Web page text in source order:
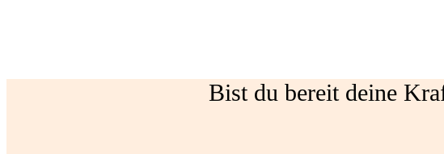
Bist du bereit deine